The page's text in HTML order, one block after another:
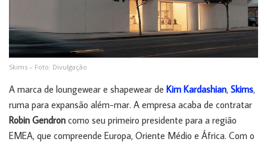
Skims – Foto: Divulgação
A marca de loungewear e shapewear de Kim Kardashian, Skims,
ruma para expansão além-mar. A empresa acaba de contratar
Robin Gendron como seu primeiro presidente para a região
EMEA, que compreende Europa, Oriente Médio e África. Com o